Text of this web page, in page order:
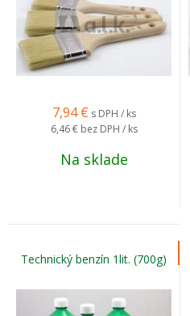
7,94 € s DPH / ks
6,46 € bez DPH / ks
Na sklade
Technický benzín 1lit. (700g)